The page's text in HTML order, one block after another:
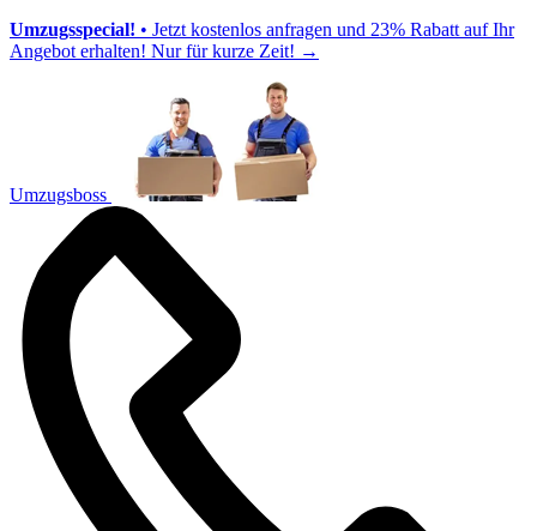
Umzugsspecial! • Jetzt kostenlos anfragen und 23% Rabatt auf Ihr
Angebot erhalten! Nur für kurze Zeit! →
Umzugsboss